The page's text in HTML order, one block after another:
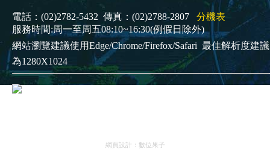
電話：(02)2782-5432 傳真：(02)2788-2807
分機表
服務時間:周一至周五08:10~16:30(例假日除外)
網站瀏覽建議使用Edge/Chrome/Firefox/Safari 最佳解析度建議
為1280X1024
網頁設計： 數位果子